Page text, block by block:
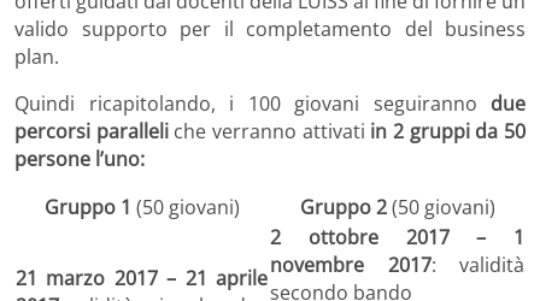
valido supporto per il completamento del business
plan.
Quindi ricapitolando, i 100 giovani seguiranno due
percorsi paralleliche verranno attivati in 2 gruppi da 50
persone l’uno:
Gruppo 1 (50 giovani) Gruppo 2(50 giovani)
21 marzo 2017 – 21 aprile
2 ottobre 2017 – 1
novembre 2017: validità
secondo bando